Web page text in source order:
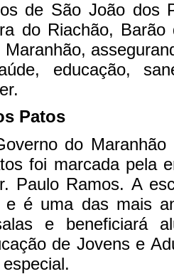
de São João dos
do Riachão,
Maranhão,
educação,
Patos
do
foi marcada pela
Paulo Ramos. A
e é uma das mais
e beneficiará
de Jovens e